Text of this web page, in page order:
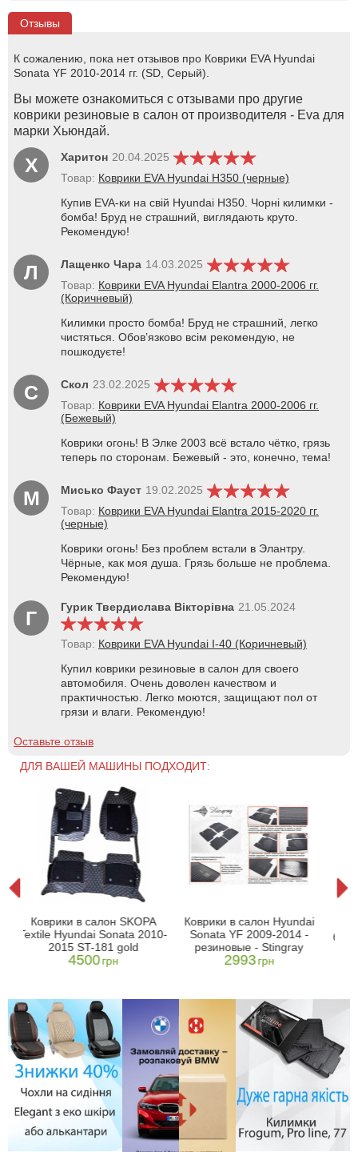
Отзывы
К сожалению, пока нет отзывов про Коврики EVA Hyundai
Sonata YF 2010-2014 гг. (SD, Серый).
Вы можете ознакомиться с отзывами про другие
коврики резиновые в салон от производителя - Eva для
марки Хьюндай.
Х Харитон 20.04.2025
Товар: Коврики EVA Hyundai H350 (черные)
Купив EVA-ки на свій Hyundai H350. Чорні килимки -
бомба! Бруд не страшний, виглядають круто.
Рекомендую!
Л Лащенко Чара 14.03.2025
Товар: Коврики EVA Hyundai Elantra 2000-2006 гг.
(Коричневый)
Килимки просто бомба! Бруд не страшний, легко
чистяться. Обов’язково всім рекомендую, не
пошкодуєте!
С Скол 23.02.2025
Товар: Коврики EVA Hyundai Elantra 2000-2006 гг.
(Бежевый)
Коврики огонь! В Элке 2003 всё встало чётко, грязь
теперь по сторонам. Бежевый - это, конечно, тема!
М Мисько Фауст 19.02.2025
Товар: Коврики EVA Hyundai Elantra 2015-2020 гг.
(черные)
Коврики огонь! Без проблем встали в Элантру.
Чёрные, как моя душа. Грязь больше не проблема.
Рекомендую!
Г Гурик Твердислава Вікторівна 21.05.2024
Товар: Коврики EVA Hyundai I-40 (Коричневый)
Купил коврики резиновые в салон для своего
автомобиля. Очень доволен качеством и
практичностью. Легко моются, защищают пол от
грязи и влаги. Рекомендую!
Оставьте отзыв
ДЛЯ ВАШЕЙ МАШИНЫ ПОДХОДИТ:
Коврики в салон SKOPA
Textile Hyundai Sonata 2010-
2015 ST-181 gold
4500грн
Коврики в салон Hyundai
Sonata YF 2009-2014 -
резиновые - Stingray
2993грн